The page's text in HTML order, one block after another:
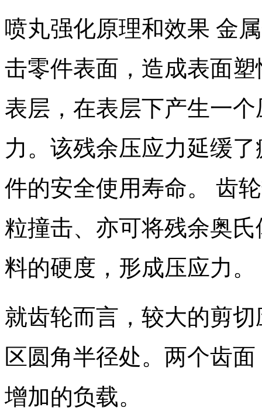
喷丸强化原理和效果 金
击零件表面，造成表面
表层，在表层下产生一
力。该残余压应力延缓
件的安全使用寿命。 齿
粒撞击、亦可将残余奥
料的硬度，形成压应力。
就齿轮而言，较大的剪
区圆角半径处。两个齿
增加的负载。